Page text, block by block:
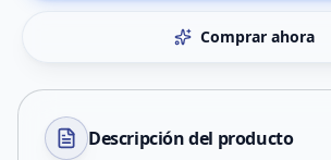
Comprar ahora
Descripción del producto